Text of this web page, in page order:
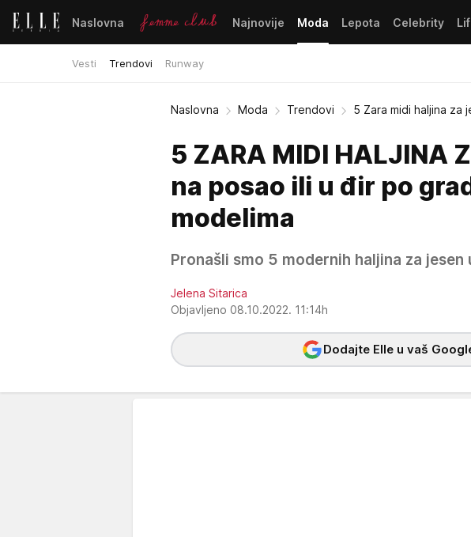
Naslovna Najnovije Moda
Vesti Trendovi Runway
Lepota Celebrity
Naslovna Moda Trendovi 5 Zara midi haljina za
5 ZARA MIDI HALJINA
na posao ili u đir po
modelima
Pronašli smo 5 modernih haljina za jesen
Jelena Sitarica
Objavljeno 08.10.2022. 11:14h
Dodajte Elle u vaš